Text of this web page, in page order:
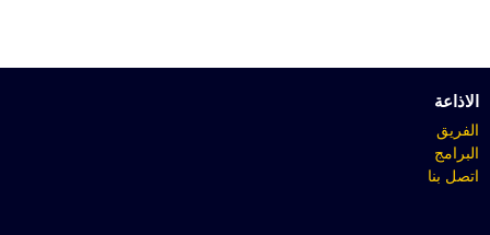
الاذاعة
الفريق
البرامج
اتصل بنا